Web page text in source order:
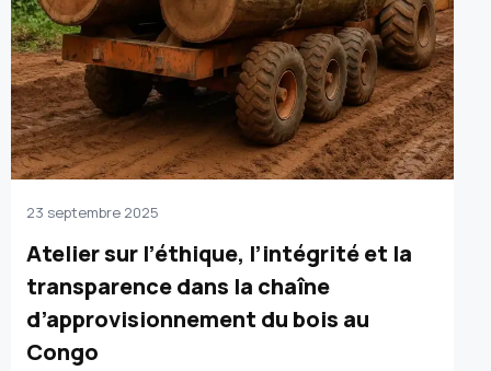
23 septembre 2025
Atelier sur l’éthique, l’intégrité et la
transparence dans la chaîne
d’approvisionnement du bois au
Congo